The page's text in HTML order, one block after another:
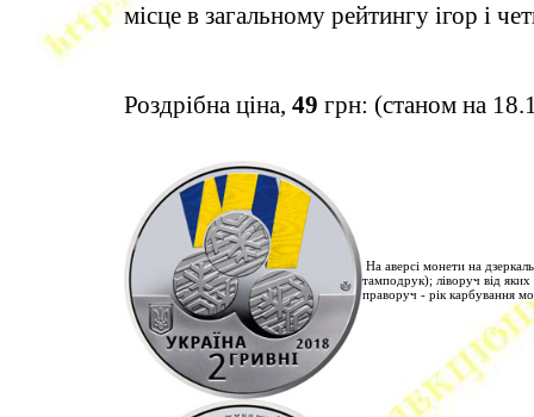
місце в загальному рейтингу ігор і
Роздрібна ціна, 49 грн: (станом на
На аверсі монети на
тамподрук); ліворуч від
праворуч - рік карбування